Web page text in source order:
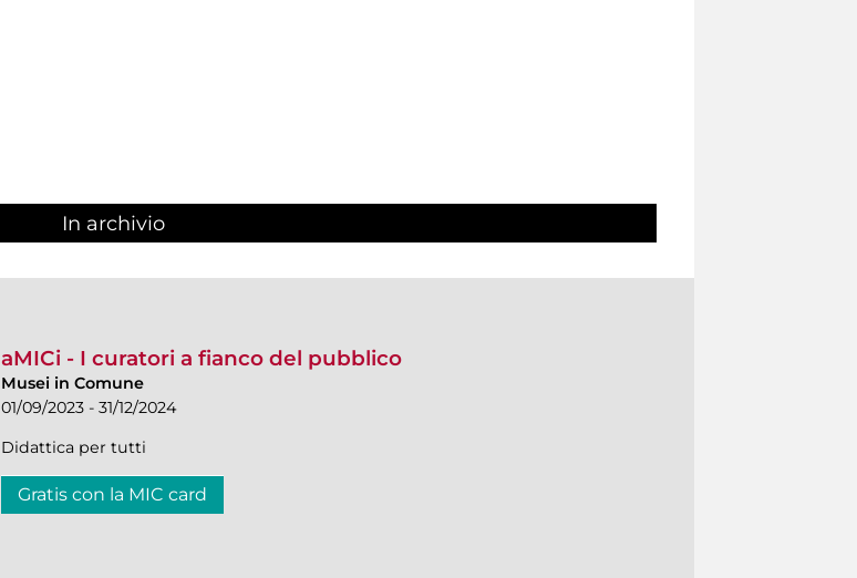
In archivio
aMICi - I curatori a fianco del pubblico
Musei in Comune
01/09/2023 - 31/12/2024
Didattica per tutti
Gratis con la MIC card